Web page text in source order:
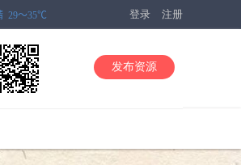
登录 注册
发布资源